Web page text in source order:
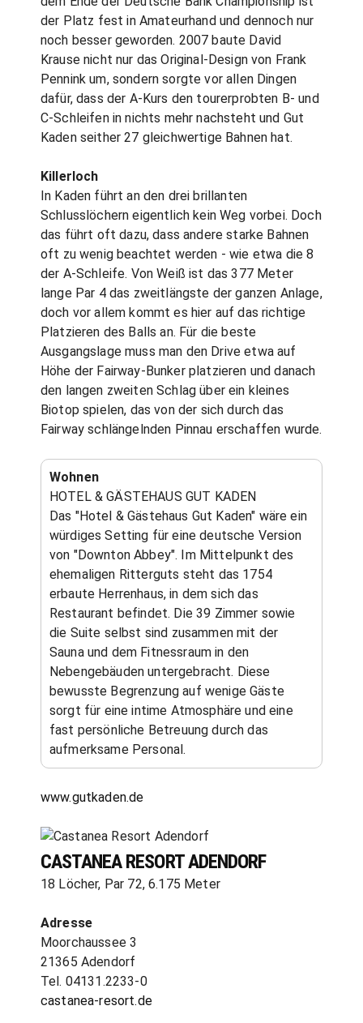
der Platz fest in Amateurhand und dennoch nur
noch besser geworden. 2007 baute David
Krause nicht nur das Original-Design von Frank
Pennink um, sondern sorgte vor allen Dingen
dafür, dass der A-Kurs den tourerprobten B- und
C-Schleifen in nichts mehr nachsteht und Gut
Kaden seither 27 gleichwertige Bahnen hat.
Killerloch
In Kaden führt an den drei brillanten
Schlusslöchern eigentlich kein Weg vorbei. Doch
das führt oft dazu, dass andere starke Bahnen
oft zu wenig beachtet werden - wie etwa die 8
der A-Schleife. Von Weiß ist das 377 Meter
lange Par 4 das zweitlängste der ganzen Anlage,
doch vor allem kommt es hier auf das richtige
Platzieren des Balls an. Für die beste
Ausgangslage muss man den Drive etwa auf
Höhe der Fairway-Bunker platzieren und danach
den langen zweiten Schlag über ein kleines
Biotop spielen, das von der sich durch das
Fairway schlängelnden Pinnau erschaffen wurde.
Wohnen
HOTEL & GÄSTEHAUS GUT KADEN
Das "Hotel & Gästehaus Gut Kaden" wäre ein
würdiges Setting für eine deutsche Version
von "Downton Abbey". Im Mittelpunkt des
ehemaligen Ritterguts steht das 1754
erbaute Herrenhaus, in dem sich das
Restaurant befindet. Die 39 Zimmer sowie
die Suite selbst sind zusammen mit der
Sauna und dem Fitnessraum in den
Nebengebäuden untergebracht. Diese
bewusste Begrenzung auf wenige Gäste
sorgt für eine intime Atmosphäre und eine
fast persönliche Betreuung durch das
aufmerksame Personal.
www.gutkaden.de
CASTANEA RESORT ADENDORF
18 Löcher, Par 72, 6.175 Meter
Adresse
Moorchaussee 3
21365 Adendorf
Tel. 04131.2233-0
castanea-resort.de